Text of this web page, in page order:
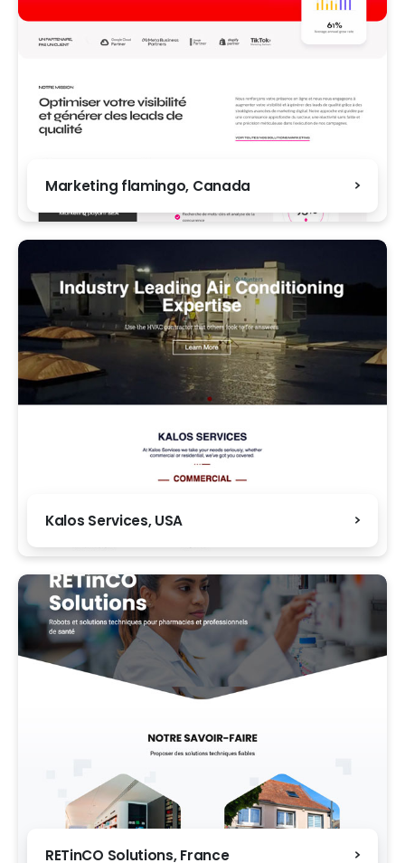
Marketing flamingo, Canada
Kalos Services, USA
RETinCO Solutions, France